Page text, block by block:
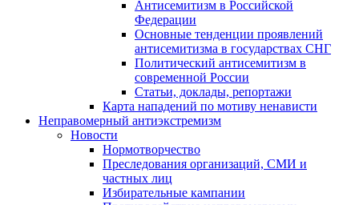
Антисемитизм в Российской
Федерации
Основные тенденции проявлений
антисемитизма в государствах СНГ
Политический антисемитизм в
современной России
Статьи, доклады, репортажи
Карта нападений по мотиву ненависти
Неправомерный антиэкстремизм
Новости
Нормотворчество
Преследования организаций, СМИ и
частных лиц
Избирательные кампании